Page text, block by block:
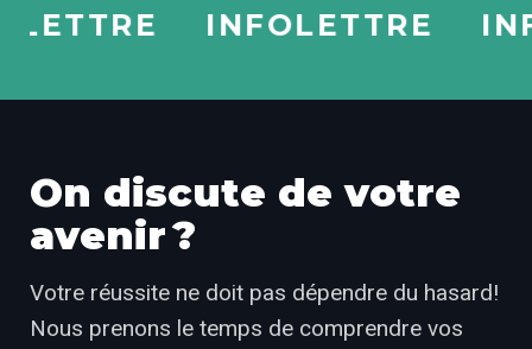
INFOLETTRE
On discute de votre
avenir ?
Votre réussite ne doit pas dépendre du hasard!
Nous prenons le temps de comprendre vos